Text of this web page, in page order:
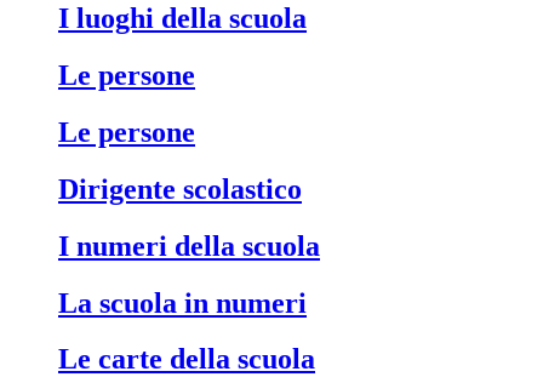
I luoghi della scuola
Le persone
Le persone
Dirigente scolastico
I numeri della scuola
La scuola in numeri
Le carte della scuola